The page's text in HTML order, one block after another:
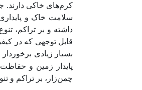
کرم‌های خاکی دارند.
داشته و بر تراکم،
قابل توجهی که در
بسیار زیادی
چمن‌زار، بر تراکم و